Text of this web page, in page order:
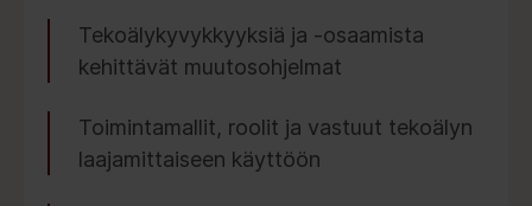
Tekoälykyvykkyyksiä ja -osaamista
kehittävät muutosohjelmat
Toimintamallit, roolit ja vastuut tekoälyn
laajamittaiseen käyttöön